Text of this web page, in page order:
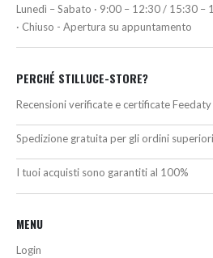
Lunedì – Sabato · 9:00 – 12:30 / 15:30 –
· Chiuso - Apertura su appuntamento
PERCHÉ STILLUCE-STORE?
Recensioni verificate e certificate Feedaty
Spedizione gratuita per gli ordini
I tuoi acquisti sono garantiti al 100%
MENU
Login